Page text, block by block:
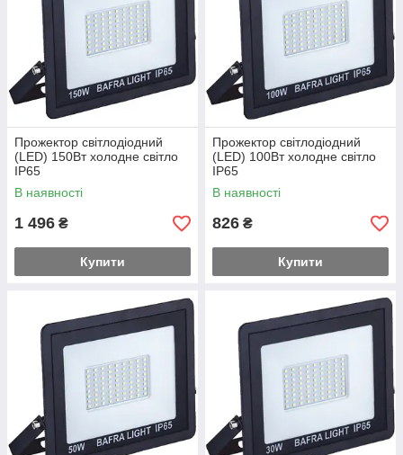
Прожектор світлодіодний
(LED) 150Вт холодне світло
IP65
В наявності
1 496 ₴
Купити
Прожектор світлодіодний
(LED) 100Вт холодне світло
IP65
В наявності
826 ₴
Купити